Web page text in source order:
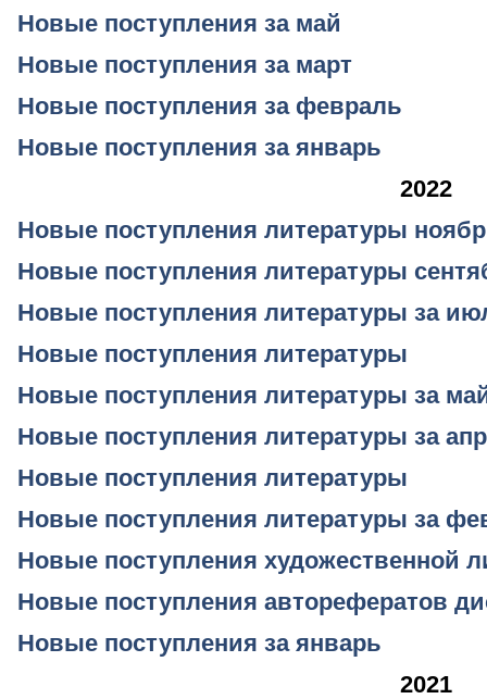
Новые поступления за май
Новые поступления за март
Новые поступления за февраль
Новые поступления за январь
2022
Новые поступления литературы
Новые поступления литературы
Новые поступления литературы за
Новые поступления литературы
Новые поступления литературы за
Новые поступления литературы за
Новые поступления литературы
Новые поступления литературы за
Новые поступления художественной
Новые поступления авторефератов
Новые поступления за январь
2021